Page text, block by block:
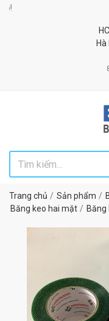
Trang chủ Sản phẩm
Băng keo hai mặt
Băng